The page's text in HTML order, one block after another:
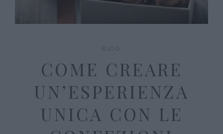
BLOG
COME CREARE
UN’ESPERIENZA
UNICA CON LE